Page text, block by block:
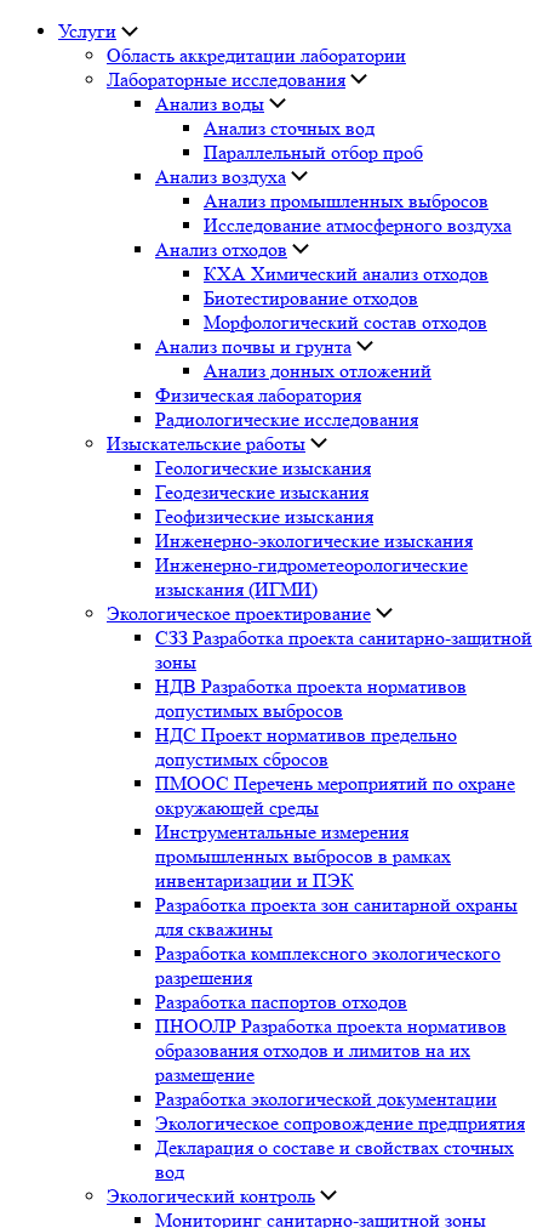
Услуги
Область аккредитации лаборатории
Лабораторные исследования
Анализ воды
Анализ сточных вод
Параллельный отбор проб
Анализ воздуха
Анализ промышленных выбросов
Исследование атмосферного воздуха
Анализ отходов
КХА Химический анализ отходов
Биотестирование отходов
Морфологический состав отходов
Анализ почвы и грунта
Анализ донных отложений
Физическая лаборатория
Радиологические исследования
Изыскательские работы
Геологические изыскания
Геодезические изыскания
Геофизические изыскания
Инженерно-экологические изыскания
Инженерно-гидрометеорологические
изыскания (ИГМИ)
Экологическое проектирование
СЗЗ Разработка проекта санитарно-защитной
зоны
НДВ Разработка проекта нормативов
допустимых выбросов
НДС Проект нормативов предельно
допустимых сбросов
ПМООС Перечень мероприятий по охране
окружающей среды
Инструментальные измерения
промышленных выбросов в рамках
инвентаризации и ПЭК
Разработка проекта зон санитарной охраны
для скважины
Разработка комплексного экологического
разрешения
Разработка паспортов отходов
ПНООЛР Разработка проекта нормативов
образования отходов и лимитов на их
размещение
Разработка экологической документации
Экологическое сопровождение предприятия
Декларация о составе и свойствах сточных
вод
Экологический контроль
Мониторинг санитарно-защитной зоны